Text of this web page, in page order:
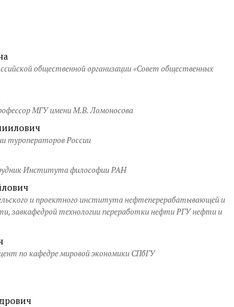
общественной организации «Совет общественных
МГУ имени М.В. Ломоносова
туроператоров России
Института философии РАН
и проектного института нефтеперерабатывающей и
завкафедрой технологии переработки нефти РГУ нефти и
по кафедре мировой экономики СПбГУ